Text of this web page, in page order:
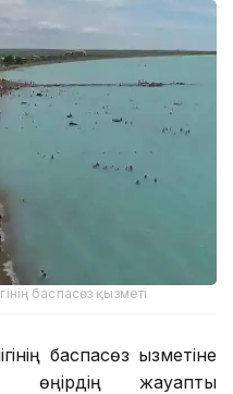
баспасөз қызметі
баспасөз қызметіне
өңірдің жауапты